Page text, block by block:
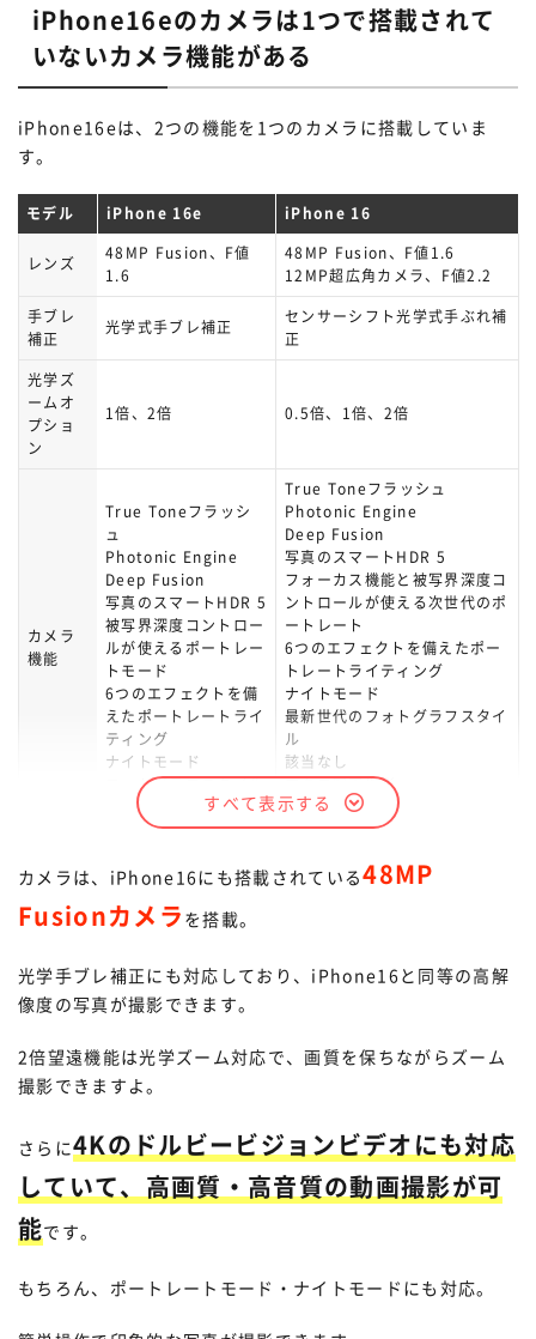
iPhone16eのカメラは1つで搭載されて
いないカメラ機能がある
iPhone16eは、2つの機能を1つのカメラに搭載していま
す。
モデル iPhone 16e iPhone 16
レンズ
48MP Fusion、F値
1.6
48MP Fusion、F値1.6
12MP超広角カメラ、F値2.2
手ブレ
補正
光学式手ブレ補正
センサーシフト光学式手ぶれ補
正
光学ズ
ームオ
プショ
ン
1倍、2倍 0.5倍、1倍、2倍
カメラ
機能
True Toneフラッシ
ュ
Photonic Engine
Deep Fusion
写真のスマートHDR 5
被写界深度コントロー
ルが使えるポートレー
トモード
6つのエフェクトを備
えたポートレートライ
ティング
ナイトモード
フォトグラフスタイル
True Toneフラッシュ
Photonic Engine
Deep Fusion
写真のスマートHDR 5
フォーカス機能と被写界深度コ
ントロールが使える次世代のポ
ートレート
6つのエフェクトを備えたポー
トレートライティング
ナイトモード
最新世代のフォトグラフスタイ
ル
該当なし
マクロ写真撮影
空間写真
すべて表示する
カメラは、iPhone16にも搭載されている48MP
Fusionカメラ を搭載。
光学手ブレ補正にも対応しており、iPhone16と同等の高解
像度の写真が撮影できます。
2倍望遠機能は光学ズーム対応で、画質を保ちながらズーム
撮影できますよ。
さらに4Kのドルビービジョンビデオにも対応
していて、高画質・高音質の動画撮影が可
能です。
もちろん、ポートレートモード・ナイトモードにも対応。